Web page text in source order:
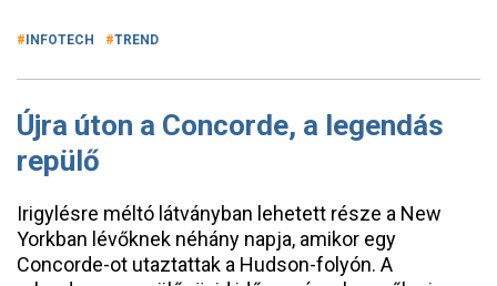
INFOTECH TREND
Újra úton a Concorde, a legendás
repülő
Irigylésre méltó látványban lehetett része a New
Yorkban lévőknek néhány napja, amikor egy
Concorde-ot utaztattak a Hudson-folyón. A